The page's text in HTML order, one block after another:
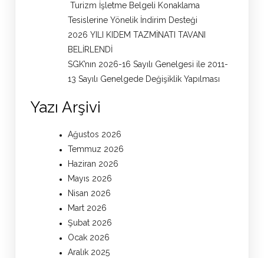
Turizm İşletme Belgeli Konaklama
Tesislerine Yönelik İndirim Desteği
2026 YILI KIDEM TAZMİNATI TAVANI
BELİRLENDİ
SGK’nın 2026-16 Sayılı Genelgesi ile 2011-
13 Sayılı Genelgede Değişiklik Yapılması
Yazı Arşivi
Ağustos 2026
Temmuz 2026
Haziran 2026
Mayıs 2026
Nisan 2026
Mart 2026
Şubat 2026
Ocak 2026
Aralık 2025